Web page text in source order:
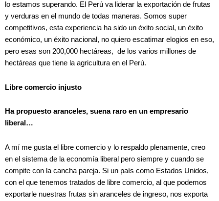
lo estamos superando. El Perú va liderar la exportación de frutas
y verduras en el mundo de todas maneras. Somos super
competitivos, esta experiencia ha sido un éxito social, un éxito
económico, un éxito nacional, no quiero escatimar elogios en eso,
pero esas son 200,000 hectáreas, de los varios millones de
hectáreas que tiene la agricultura en el Perú.
Libre comercio injusto
Ha propuesto aranceles, suena raro en un empresario
liberal…
A mí me gusta el libre comercio y lo respaldo plenamente, creo
en el sistema de la economía liberal pero siempre y cuando se
compite con la cancha pareja. Si un país como Estados Unidos,
con el que tenemos tratados de libre comercio, al que podemos
exportarle nuestras frutas sin aranceles de ingreso, nos exporta